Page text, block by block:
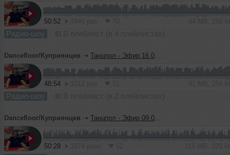
50:52
Радио-шоу
Dancefloor/Куприянцев ➝ Танцпол - Эфир 16.06.23 ( Час 1)
48:54
Радио-шоу
Dancefloor/Куприянцев ➝ Танцпол - Эфир 09.06.23 ( Час 2)
50:28